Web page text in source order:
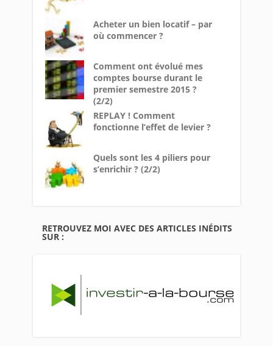
Acheter un bien locatif – par
où commencer ?
Comment ont évolué mes
comptes bourse durant le
premier semestre 2015 ?
(2/2)
REPLAY ! Comment
fonctionne l’effet de levier ?
Quels sont les 4 piliers pour
s’enrichir ? (2/2)
RETROUVEZ MOI AVEC DES ARTICLES INÉDITS
SUR :